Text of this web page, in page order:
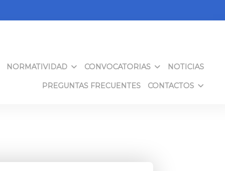
NORMATIVIDAD CONVOCATORIAS NOTICIAS
PREGUNTAS FRECUENTES CONTACTOS